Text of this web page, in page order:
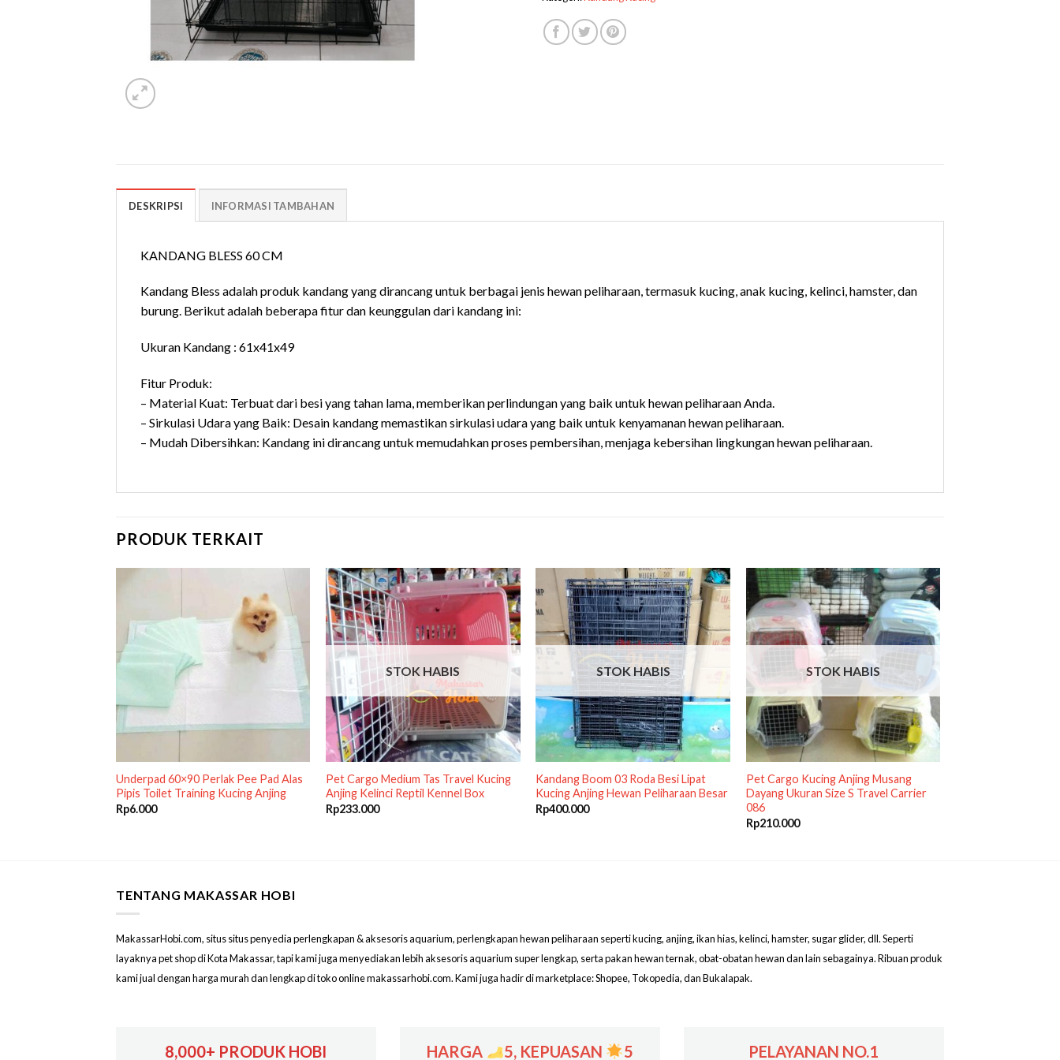
DESKRIPSI INFORMASI TAMBAHAN
KANDANG BLESS 60 CM
Kandang Bless adalah produk kandang yang dirancang untuk berbagai jenis hewan peliharaan, termasuk kucing, anak kucing, kelinci, hamster, dan
burung. Berikut adalah beberapa fitur dan keunggulan dari kandang ini:
Ukuran Kandang : 61x41x49
Fitur Produk:
– Material Kuat: Terbuat dari besi yang tahan lama, memberikan perlindungan yang baik untuk hewan peliharaan Anda.
– Sirkulasi Udara yang Baik: Desain kandang memastikan sirkulasi udara yang baik untuk kenyamanan hewan peliharaan.
– Mudah Dibersihkan: Kandang ini dirancang untuk memudahkan proses pembersihan, menjaga kebersihan lingkungan hewan peliharaan.
PRODUK TERKAIT
Underpad 60×90 Perlak Pee Pad Alas
Pipis Toilet Training Kucing Anjing
Rp6.000
STOK HABIS
Pet Cargo Medium Tas Travel Kucing
Anjing Kelinci Reptil Kennel Box
Rp233.000
STOK HABIS
Kandang Boom 03 Roda Besi Lipat
Kucing Anjing Hewan Peliharaan Besar
Rp400.000
STOK HABIS
Pet Cargo Kucing Anjing Musang
Dayang Ukuran Size S Travel Carrier
086
Rp210.000
TENTANG MAKASSAR HOBI
MakassarHobi.com, situs situs penyedia perlengkapan & aksesoris aquarium, perlengkapan hewan peliharaan seperti kucing, anjing, ikan hias, kelinci, hamster, sugar glider, dll. Seperti
layaknya pet shop di Kota Makassar, tapi kami juga menyediakan lebih aksesoris aquarium super lengkap, serta pakan hewan ternak, obat-obatan hewan dan lain sebagainya. Ribuan produk
kami jual dengan harga murah dan lengkap di toko online makassarhobi.com. Kami juga hadir di marketplace: Shopee, Tokopedia, dan Bukalapak.
8,000+ PRODUK HOBI HARGA 5, KEPUASAN 5 PELAYANAN NO.1